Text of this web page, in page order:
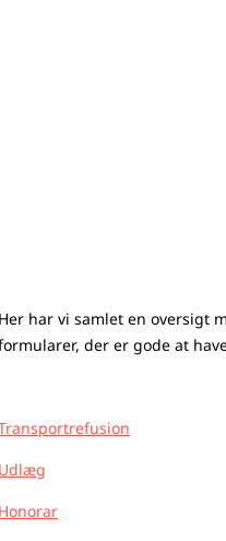
Her har vi samlet en oversigt
der er gode at
Udlæg
Honorar